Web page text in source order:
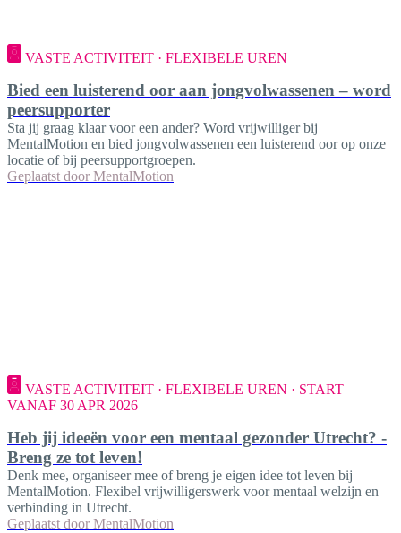
VASTE ACTIVITEIT · FLEXIBELE UREN
Bied een luisterend oor aan jongvolwassenen – word
peersupporter
Sta jij graag klaar voor een ander? Word vrijwilliger bij
MentalMotion en bied jongvolwassenen een luisterend oor op onze
locatie of bij peersupportgroepen.
Geplaatst door MentalMotion
VASTE ACTIVITEIT · FLEXIBELE UREN · START
VANAF 30 APR 2026
Heb jij ideeën voor een mentaal gezonder Utrecht? -
Breng ze tot leven!
Denk mee, organiseer mee of breng je eigen idee tot leven bij
MentalMotion. Flexibel vrijwilligerswerk voor mentaal welzijn en
verbinding in Utrecht.
Geplaatst door MentalMotion